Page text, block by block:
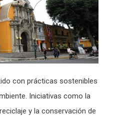
con prácticas sostenibles
Iniciativas como la
y la conservación de